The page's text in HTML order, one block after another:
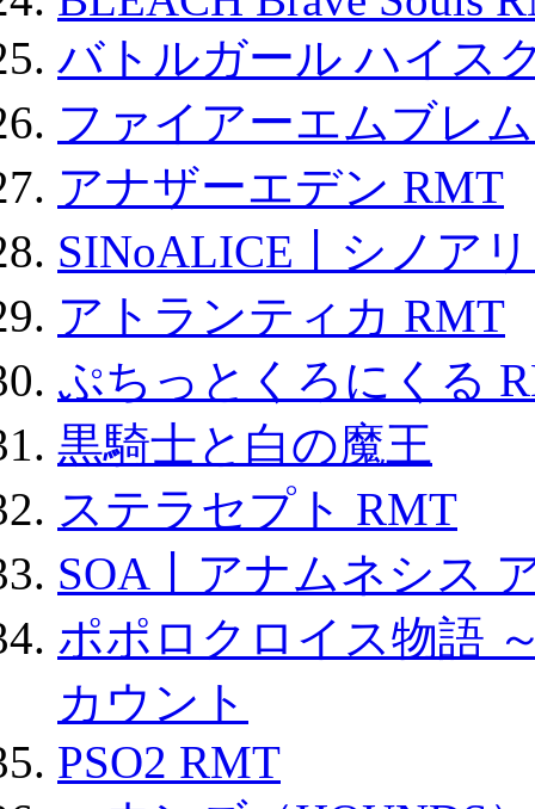
バトルガール ハイス
ファイアーエムブレ
アナザーエデン RMT
SINoALICE丨シノア
アトランティカ RMT
ぷちっとくろにくる
黒騎士と白の魔王
ステラセプト RMT
SOA丨アナムネシス
ポポロクロイス物語
カウント
PSO2 RMT